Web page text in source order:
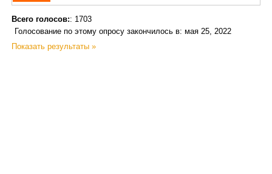
Всего голосов:: 1703
Голосование по этому опросу закончилось в: мая 25, 2022
Показать результаты »